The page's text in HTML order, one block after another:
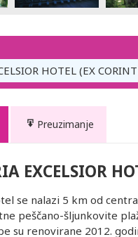
HOTEL (EX
Preuzimanje
EXCELSIOR
se nalazi 5 km od
peščano-šljunkovite
su renovirane 2012.